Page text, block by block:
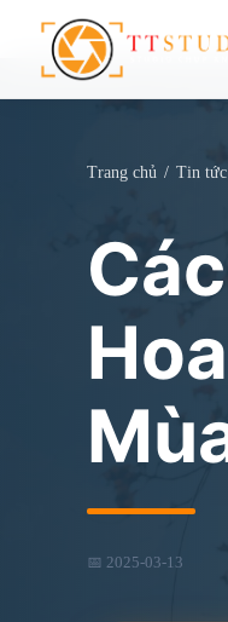
Trang chủ / Tin tức
📅 2025-03-13